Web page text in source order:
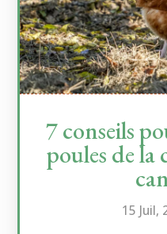
7 conseils
poules de la
15 Juil,